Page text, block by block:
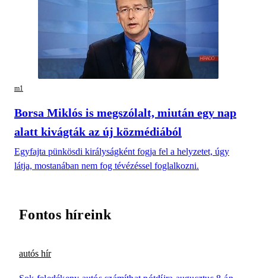
m1
Borsa Miklós is megszólalt, miután egy nap
alatt kivágták az új közmédiából
Egyfajta pünkösdi királyságként fogja fel a helyzetet, úgy
látja, mostanában nem fog tévézéssel foglalkozni.
Fontos híreink
autós hír